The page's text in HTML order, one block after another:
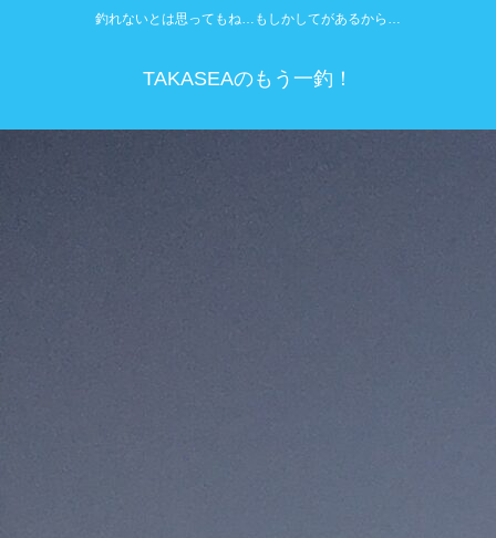
釣れないとは思ってもね…もしかしてがあるから…
TAKASEAのもう一釣！